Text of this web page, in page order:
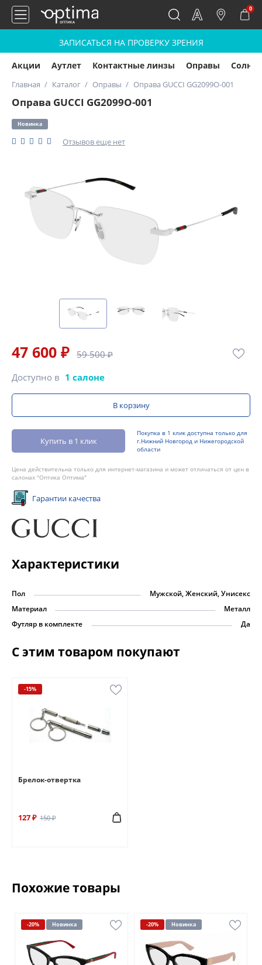
0
ЗАПИСАТЬСЯ НА ПРОВЕРКУ ЗРЕНИЯ
Акции Аутлет Контактные линзы Оправы
Главная Каталог Оправы Оправа GUCCI GG2099O-001
Оправа GUCCI GG2099O-001
Новинка
Отзывов еще нет
47 600 ₽ 59 500 ₽
Доступно в 1 салоне
В корзину
Купить в 1 клик
Покупка в 1 клик доступна только для
г.Нижний Новгород и Нижегородской
области
Цена действительна только для интернет-магазина и может отличаться от цен в
салонах "Оптика Оптима"
Гарантии качества
Характеристики
Пол
Мужской, Женский, Унисекс
Материал
Металл
Футляр в комплекте
Да
С этим товаром покупают
-15%
Брелок-отвертка
127 ₽ 150 ₽
Похожие товары
-20% Новинка -20% Новинка